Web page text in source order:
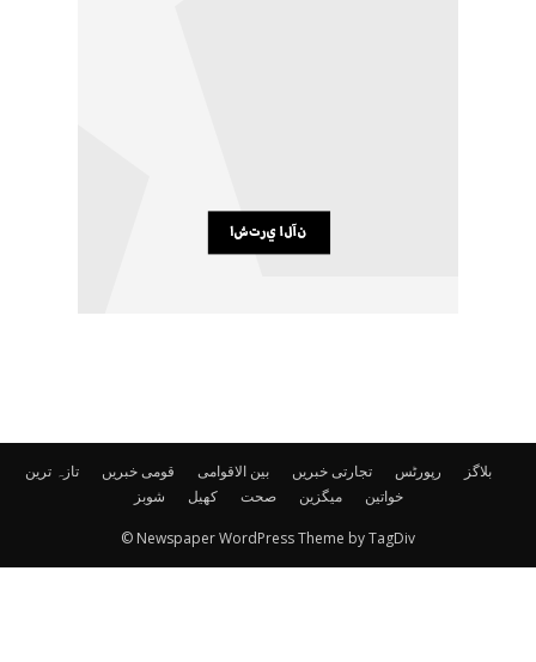
تازہ ترین قومی خبریں بین الاقوامی تجارتی خبریں رپورٹس
بلاگز
شوبز
کھیل صحت میگزین خواتین
© Newspaper WordPress Theme by TagDiv